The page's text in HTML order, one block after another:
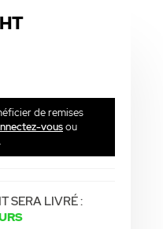
HT
de remises
vousou
.
SERA LIVRÉ :